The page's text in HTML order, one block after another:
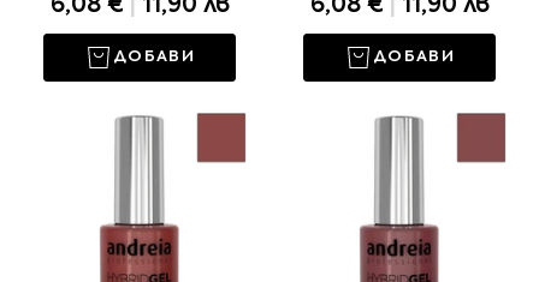
6,08 € 11,90 лв
ДОБАВИ
6,08 € 11,90 лв
ДОБАВИ